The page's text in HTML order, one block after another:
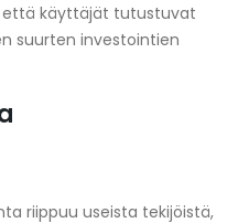
että käyttäjät tutustuvat
suurten investointien
riippuu useista tekijöistä,